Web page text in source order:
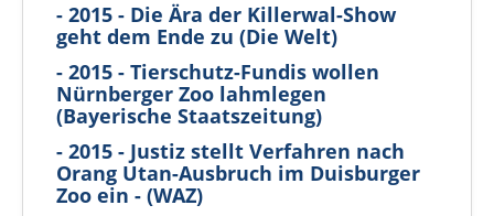
- 2015 - Die Ära der Killerwal-Show
geht dem Ende zu (Die Welt)
- 2015 - Tierschutz-Fundis wollen
Nürnberger Zoo lahmlegen
(Bayerische Staatszeitung)
- 2015 - Justiz stellt Verfahren nach
Orang Utan-Ausbruch im Duisburger
Zoo ein - (WAZ)